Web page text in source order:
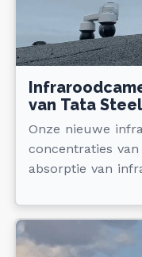
Teken de petitie
Doneer nu
Doe mee aan
van Tata Steel
Onze nieuwe
concentraties
absorptie van
samenstelling
emissies in
we o.a.